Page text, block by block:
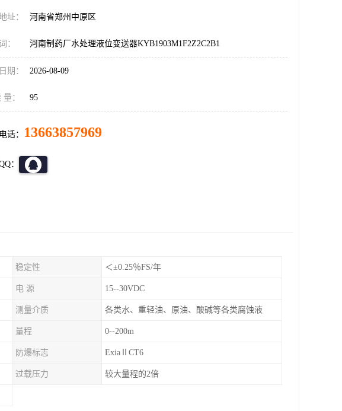
址： 河南省郑州中原区
： 河南制药厂水处理液位变送器KYB1903M1F2Z2C2B1
期： 2026-08-09
： 95
话： 13663857969
：
稳定性 ＜±0.25％FS/年
电 源 15--30VDC
测量介质 各类水、重轻油、原油、酸碱等各类腐蚀液
量程 0--200m
防爆标志 ExiaⅡCT6
过载压力 较大量程的2倍